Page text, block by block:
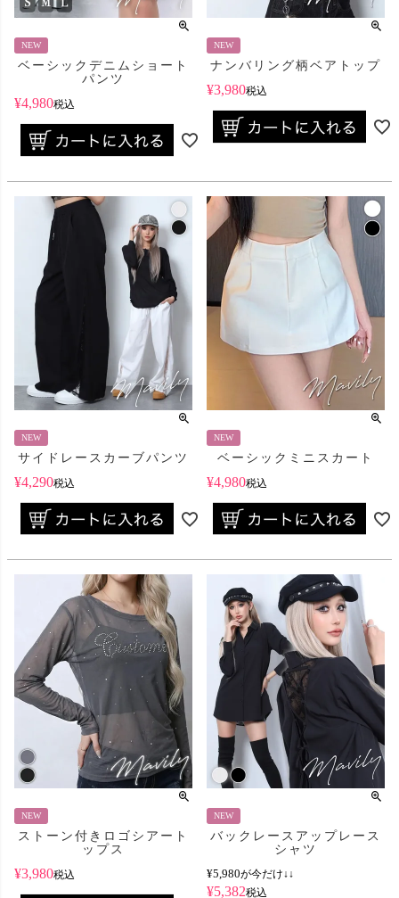
NEW
ベーシックデニムショート
パンツ
¥4,980税込
NEW
ナンバリング柄ベアトップ
¥3,980税込
NEW
サイドレースカーブパンツ
¥4,290税込
NEW
ベーシックミニスカート
¥4,980税込
NEW
ストーン付きロゴシアート
ップス
¥3,980税込
NEW
バックレースアップレース
シャツ
¥5,980が今だけ↓↓
¥5,382税込